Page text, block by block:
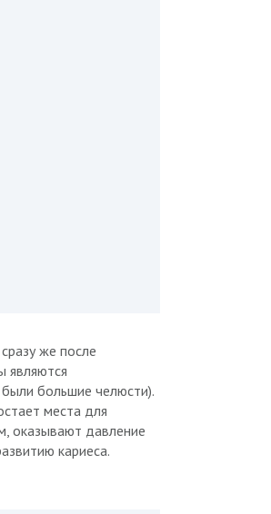
же после
являются
большие челюсти).
места для
оказывают давление
кариеса.